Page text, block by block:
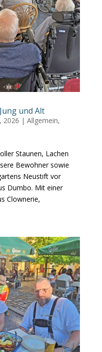
und Alt
2026 | Allgemein,
Staunen, Lachen
Bewohner sowie
Neustift vor
Dumbo. Mit einer
Clownerie,